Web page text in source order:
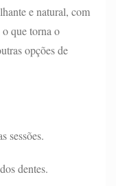
e natural, com
que torna o
opções de
sessões.
dentes.